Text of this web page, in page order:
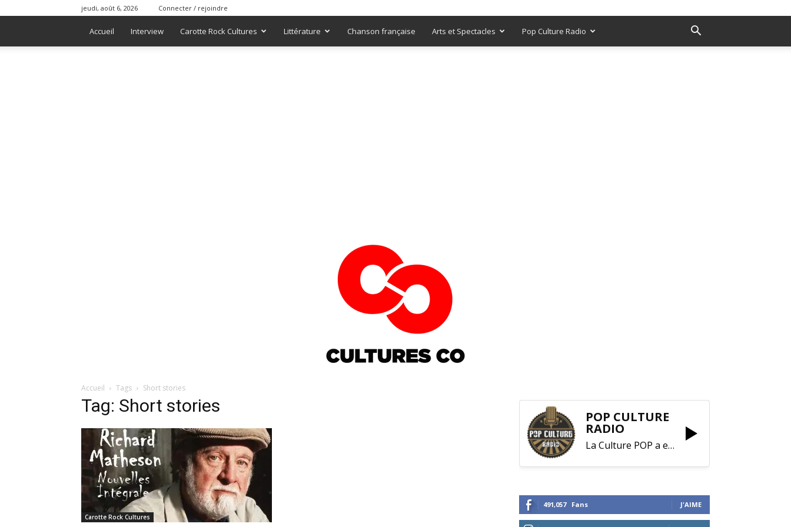
jeudi, août 6, 2026 Connecter / rejoindre
Accueil Interview Carotte Rock Cultures Littérature Chanson française Arts et Spectacles Pop Culture Radio
Accueil Tags Short stories
Tag: Short stories
Carotte Rock Cultures
POP CULTURE
RADIO
La Culture POP a enfin trouvé sa RADIO !
491,057 Fans J'AIME